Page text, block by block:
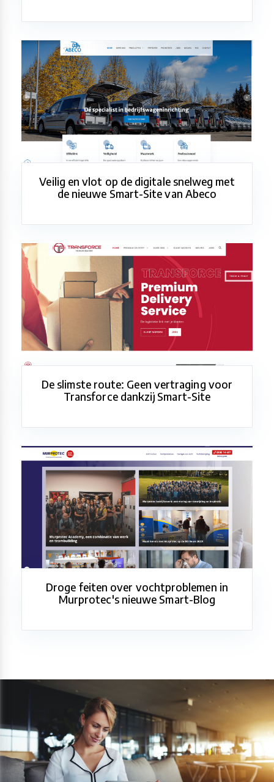
Veilig en vlot op de digitale snelweg met
de nieuwe Smart-Site van Abeco
De slimste route: Geen vertraging voor
Transforce dankzij Smart-Site
Droge feiten over vochtproblemen in
Murprotec's nieuwe Smart-Blog